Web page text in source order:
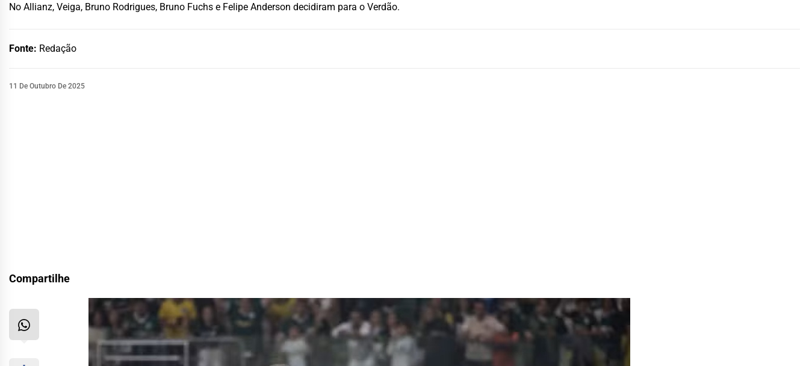
No Allianz, Veiga, Bruno Rodrigues, Bruno Fuchs e Felipe Anderson decidiram para o Verdão.
Fonte: Redação
11 De Outubro De 2025
Compartilhe